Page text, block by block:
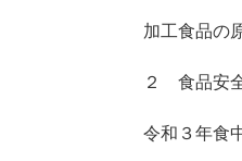
加工食品の
２ 食品安
令和３年食